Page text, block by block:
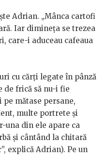
Adrian. „Mânca cartofi
Iar dimineța se trezea
care-i aduceau cafeaua
cu cărți legate în pânză
de frică să nu-i fie
mătase persane,
multe portrete și
una din ele apare ca
și cântând la chitară
explică Adrian). Pe un